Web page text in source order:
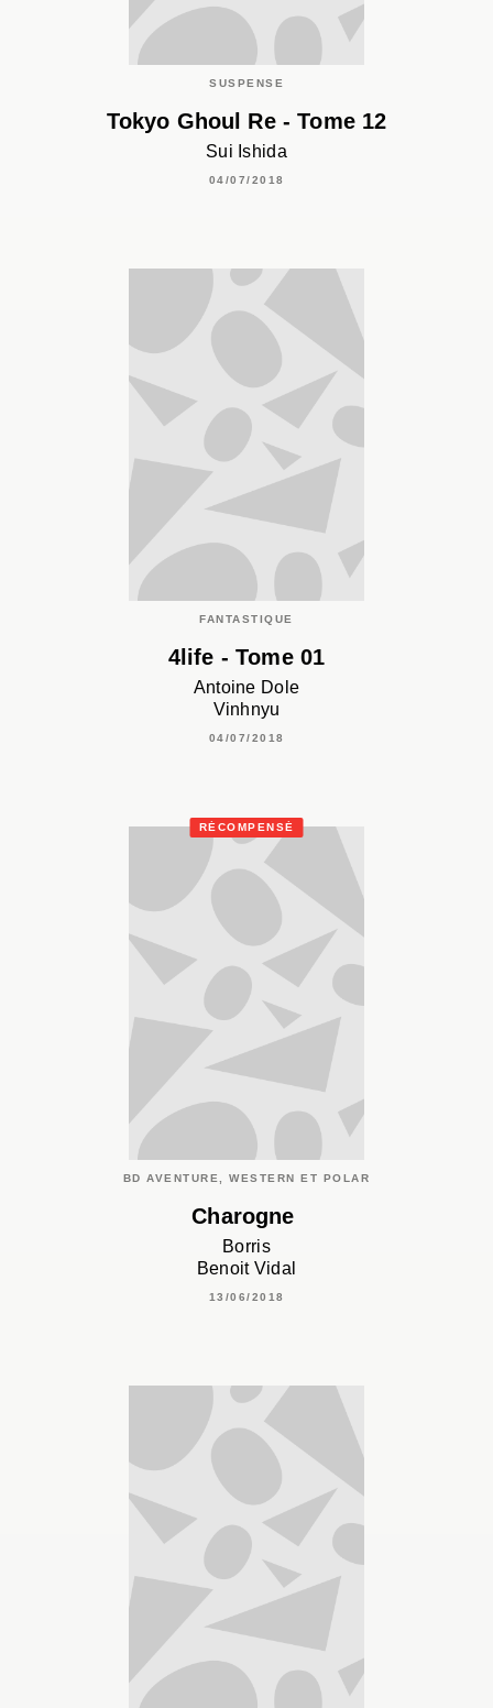
SUSPENSE
Tokyo Ghoul Re - Tome 12
Sui Ishida
04/07/2018
FANTASTIQUE
4life - Tome 01
Antoine Dole
Vinhnyu
04/07/2018
RÉCOMPENSÉ
BD AVENTURE, WESTERN ET POLAR
Charogne
Borris
Benoit Vidal
13/06/2018